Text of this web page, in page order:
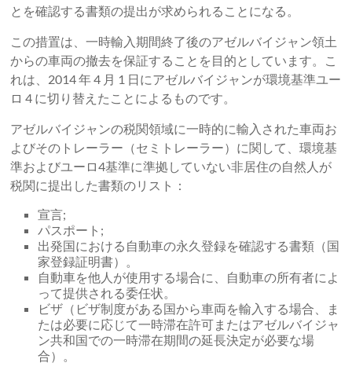
とを確認する書類の提出が求められることになる。
この措置は、一時輸入期間終了後のアゼルバイジャン領土
からの車両の撤去を保証することを目的としています。こ
れは、2014 年 4 月 1 日にアゼルバイジャンが環境基準ユー
ロ 4 に切り替えたことによるものです。
アゼルバイジャンの税関領域に一時的に輸入された車両お
よびそのトレーラー（セミトレーラー）に関して、環境基
準およびユーロ4基準に準拠していない非居住の自然人が
税関に提出した書類のリスト：
宣言;
パスポート;
出発国における自動車の永久登録を確認する書類（国
家登録証明書）。
自動車を他人が使用する場合に、自動車の所有者によ
って提供される委任状。
ビザ（ビザ制度がある国から車両を輸入する場合、ま
たは必要に応じて一時滞在許可またはアゼルバイジャ
ン共和国での一時滞在期間の延長決定が必要な場
合）。